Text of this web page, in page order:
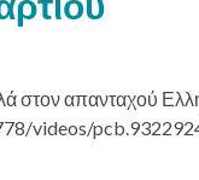
στον απανταχού
videos/